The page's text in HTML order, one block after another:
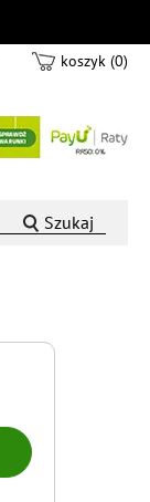
koszyk (0)
Szukaj